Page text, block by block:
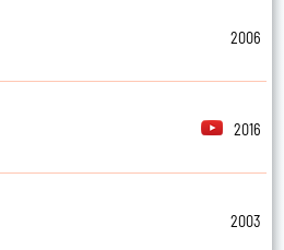
2006
2016
2003